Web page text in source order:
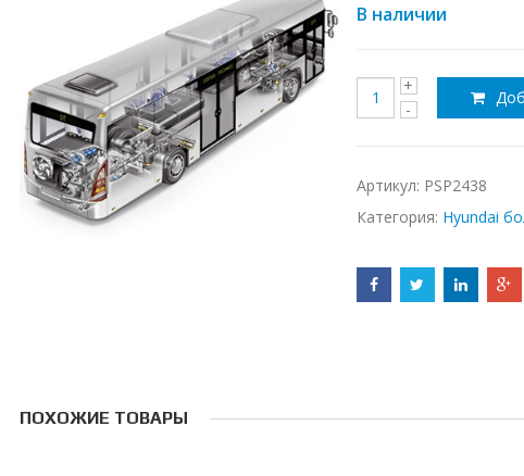
В наличии
Артикул: PSP2438
Категория: Hyundai
ПОХОЖИЕ ТОВАРЫ